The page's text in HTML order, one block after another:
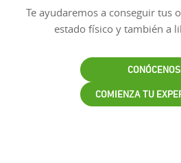
Te ayudaremos a conseguir tus
estado físico y también a
CONÓCENOS
COMIENZA TU